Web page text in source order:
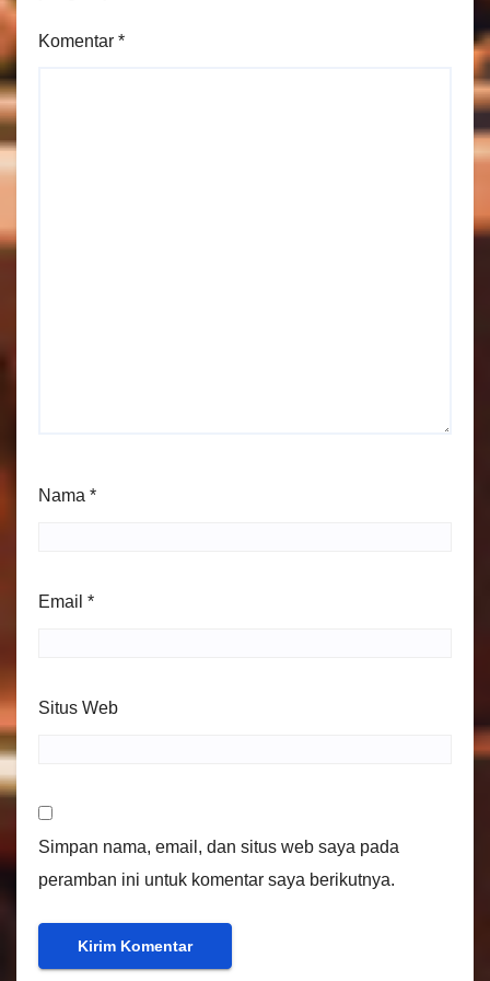
Komentar *
Nama *
Email *
Situs Web
Simpan nama, email, dan situs web saya pada
peramban ini untuk komentar saya berikutnya.